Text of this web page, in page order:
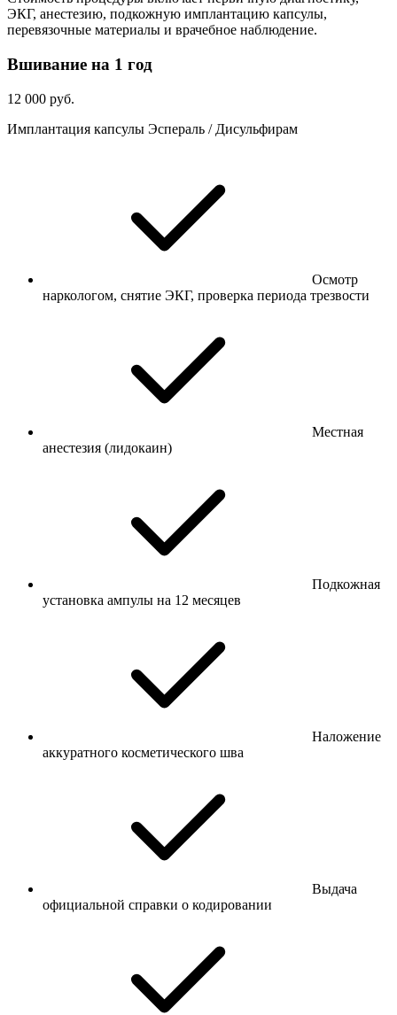
ЭКГ, анестезию, подкожную имплантацию капсулы,
перевязочные материалы и врачебное наблюдение.
Вшивание на 1 год
12 000 руб.
Имплантация капсулы Эспераль / Дисульфирам
Осмотр
наркологом, снятие ЭКГ, проверка периода трезвости
Местная
анестезия (лидокаин)
Подкожная
установка ампулы на 12 месяцев
Наложение
аккуратного косметического шва
Выдача
официальной справки о кодировании